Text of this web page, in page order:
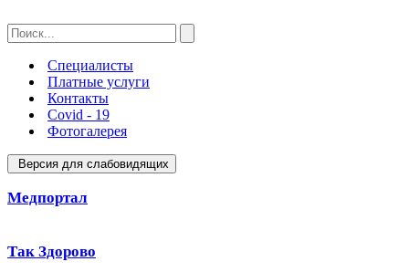
Специалисты
Платные услуги
Контакты
Covid - 19
Фотогалерея
Версия для слабовидящих
Медпортал
Так Здорово